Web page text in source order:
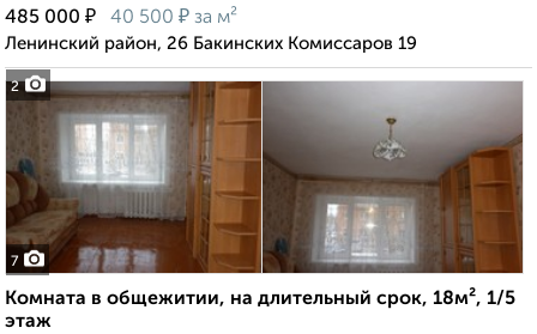
2
485 000 ₽ 40 500 ₽ за м²
Ленинский район, 26 Бакинских Комиссаров 19
7
Комната в общежитии, на длительный срок, 18м², 1/5
этаж